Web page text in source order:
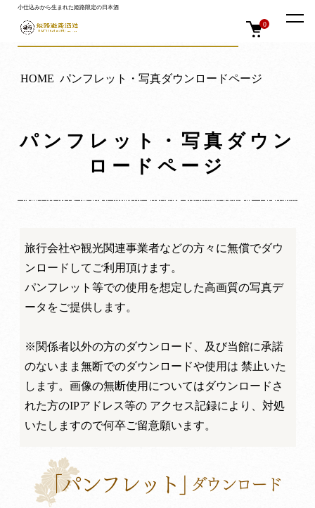
小仕込みから生まれた姫路限定の日本酒
0
HOME パンフレット・写真ダウンロードページ
パンフレット・写真ダウン
ロードページ
旅行会社や観光関連事業者などの方々に無償でダウ
ンロードしてご利用頂けます。
パンフレット等での使用を想定した高画質の写真デ
ータをご提供します。
※関係者以外の方のダウンロード、及び当館に承諾
のないまま無断でのダウンロードや使用は 禁止いた
します。画像の無断使用についてはダウンロードさ
れた方のIPアドレス等の アクセス記録により、対処
いたしますので何卒ご留意願います。